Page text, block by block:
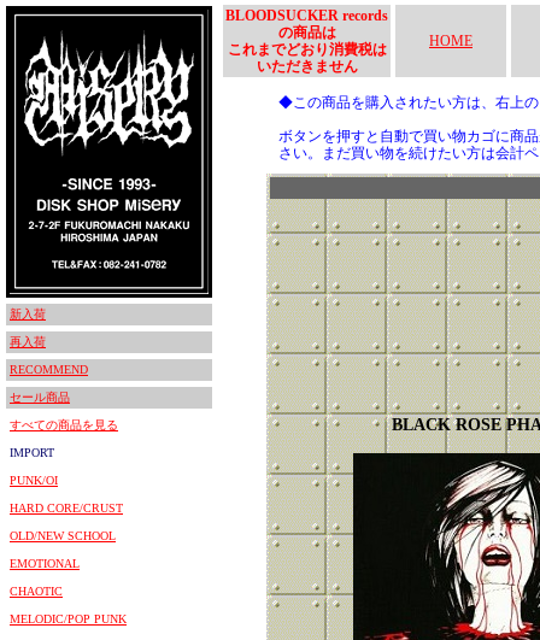
新入荷
再入荷
RECOMMEND
セール商品
すべての商品を見る
IMPORT
PUNK/OI
HARD CORE/CRUST
OLD/NEW SCHOOL
EMOTIONAL
CHAOTIC
MELODIC/POP PUNK
BLOODSUCKER records
の商品は
これまでどおり消費税は
いただきません
HOME
◆この商品を購入されたい方は、右上
ボタンを押すと自動で買い物カゴに商
さい。まだ買い物を続けたい方は会計
BLACK ROSE